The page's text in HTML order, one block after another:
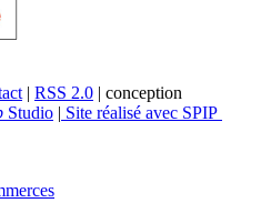
| RSS 2.0 | conception
Studio | Site réalisé avec SPIP